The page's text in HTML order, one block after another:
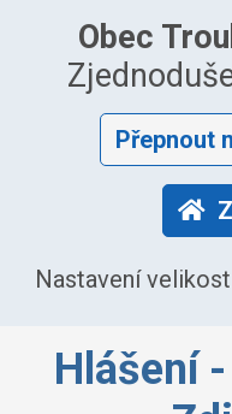
Obec
Přepnout
Nastavení
Hlášení